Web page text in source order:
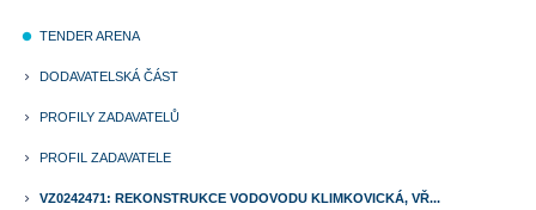
fiber_manual_record TENDER ARENA
keyboard_arrow_right DODAVATELSKÁ ČÁST
keyboard_arrow_right PROFILY ZADAVATELŮ
keyboard_arrow_right PROFIL ZADAVATELE
keyboard_arrow_right VZ0242471: REKONSTRUKCE VODOVODU KLIMKOVICKÁ, VŘ...